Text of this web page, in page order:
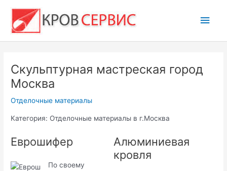
содержимому
Скульптурная мастреская город
Москва
Отделочные материалы
Категория: Отделочные материалы в г.Москва
Еврошифер
По своему
Алюминиевая
кровля